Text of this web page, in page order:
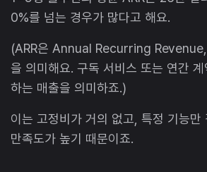
0%를 넘는 경우가 많다고 해요.
(ARR은 Annual Recurring
을 의미해요. 구독 서비스 또는 연간
하는 매출을 의미하죠.)
이는 고정비가 거의 없고, 특정 기능만
만족도가 높기 때문이죠.